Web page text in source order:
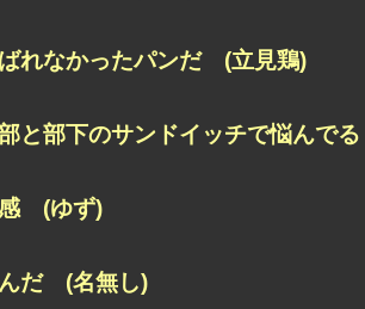
れなかったパンだ (立見鶏)
と部下のサンドイッチで悩んで
感 (ゆず)
だ (名無し)